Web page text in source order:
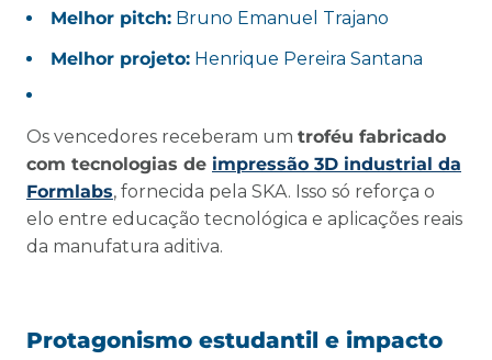
Melhor pitch: Bruno Emanuel Trajano
Melhor projeto: Henrique Pereira Santana
Os vencedores receberam um troféu fabricado
com tecnologias de impressão 3D industrial da
Formlabs, fornecida pela SKA. Isso só reforça o
elo entre educação tecnológica e aplicações reais
da manufatura aditiva.
Protagonismo estudantil e impacto